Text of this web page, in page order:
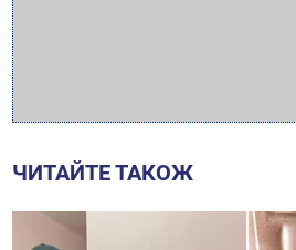
ЧИТАЙТЕ ТАКОЖ